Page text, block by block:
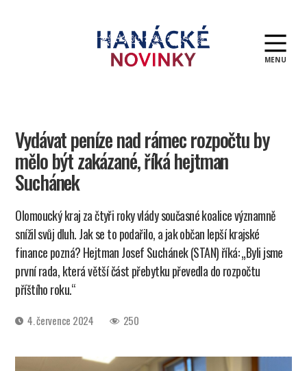
MENU
Vydávat peníze nad rámec rozpočtu by
mělo být zakázané, říká hejtman
Suchánek
Olomoucký kraj za čtyři roky vlády současné koalice významně
snížil svůj dluh. Jak se to podařilo, a jak občan lepší krajské
finance pozná? Hejtman Josef Suchánek (STAN) říká: „Byli jsme
první rada, která větší část přebytku převedla do rozpočtu
příštího roku.“
Datum4. července 2024 250